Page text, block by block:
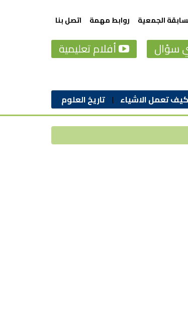
كيف تعمل الاشياء تاريخ العلوم
أفلام تعليمية سؤال
الجمعية روابط مهمة اتصل بنا